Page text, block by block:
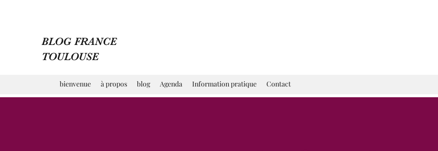
BLOG FRANCE
TOULOUSE
bienvenue à propos blog Agenda Information pratique Contact